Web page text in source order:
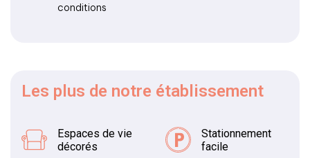
conditions
Les plus de notre établissement
Espaces de vie
décorés
Stationnement
facile